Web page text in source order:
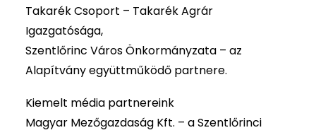
Takarék Csoport – Takarék Agrár
Igazgatósága,
Szentlőrinc Város Önkormányzata – az
Alapítvány együttműködő partnere.
Kiemelt média partnereink
Magyar Mezőgazdaság Kft. – a Szentlőrinci